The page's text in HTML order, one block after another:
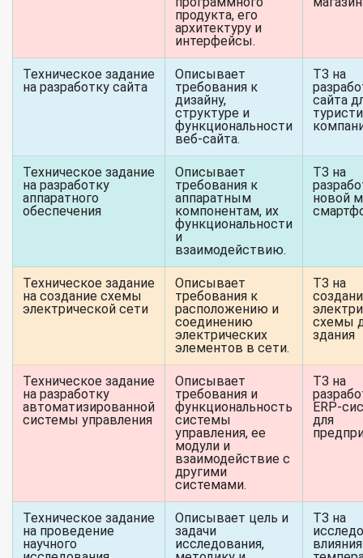
продукта, его
архитектуру и
интерфейсы.
Техническое задание
на разработку сайта
Описывает
требования к
дизайну,
структуре и
функциональности
веб-сайта.
ТЗ на
сайта
Техническое задание
на разработку
аппаратного
обеспечения
Описывает
требования к
аппаратным
компонентам, их
функциональности
и
взаимодействию.
ТЗ на
новой
Техническое задание
на создание схемы
электрической сети
Описывает
требования к
расположению и
соединению
электрических
элементов в сети.
ТЗ на
схемы
здания
Техническое задание
на разработку
автоматизированной
системы управления
Описывает
требования и
функциональность
системы
управления, ее
модули и
взаимодействие с
другими
системами.
ТЗ на
ERP-
для
Техническое задание
на проведение
научного
Описывает цель и
задачи
исследования,
ТЗ на
влияния